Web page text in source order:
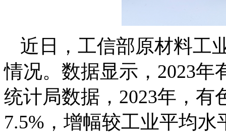
近日，工信部原材料工
情况。数据显示，2023
统计局数据，2023年，
7.5%，增幅较工业平均